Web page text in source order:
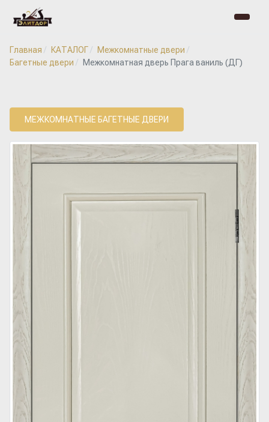
Главная КАТАЛОГ
Межкомнатные двери
Багетные двери
Межкомнатная дверь Прага ваниль (ДГ)
МЕЖКОМНАТНЫЕ БАГЕТНЫЕ ДВЕРИ